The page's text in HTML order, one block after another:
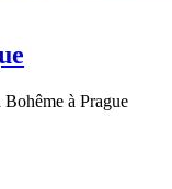
Bohême à Prague